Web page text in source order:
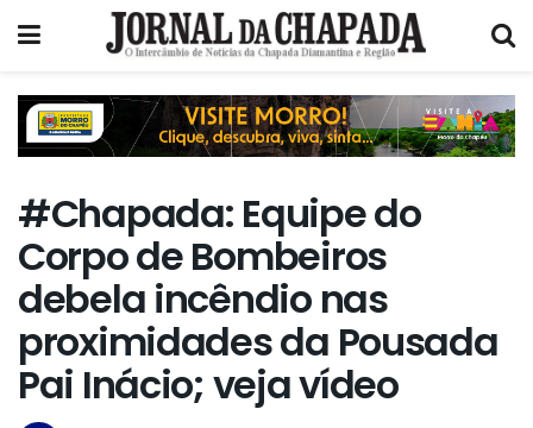
#Chapada: Equipe do
Corpo de Bombeiros
debela incêndio nas
proximidades da Pousada
Pai Inácio; veja vídeo